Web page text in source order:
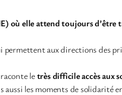
où elle attend toujours d’être
permettent aux directions des
letrès difficile accès aux
aussi les moments de solidarité